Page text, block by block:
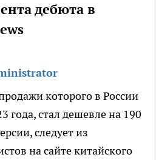
дебюта в
которого в России
года, стал дешевле на 190
следует из
на сайте китайского